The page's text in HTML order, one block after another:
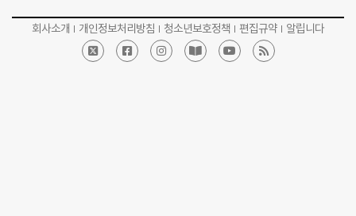
회사소개 개인정보처리방침 청소년보호정책 편집규약 알립니다